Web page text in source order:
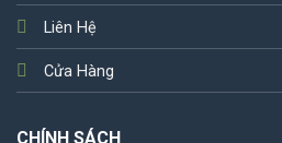
Liên Hệ
Cửa Hàng
CHÍNH SÁCH